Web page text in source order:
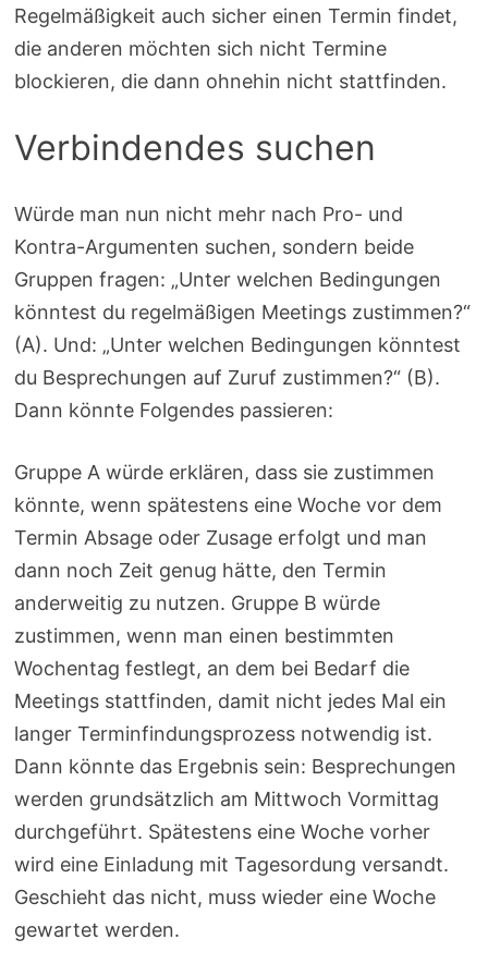
Regelmäßigkeit auch sicher einen Termin findet,
die anderen möchten sich nicht Termine
blockieren, die dann ohnehin nicht stattfinden.
Verbindendes suchen
Würde man nun nicht mehr nach Pro- und
Kontra-Argumenten suchen, sondern beide
Gruppen fragen: „Unter welchen Bedingungen
könntest du regelmäßigen Meetings zustimmen?“
(A). Und: „Unter welchen Bedingungen könntest
du Besprechungen auf Zuruf zustimmen?“ (B).
Dann könnte Folgendes passieren:
Gruppe A würde erklären, dass sie zustimmen
könnte, wenn spätestens eine Woche vor dem
Termin Absage oder Zusage erfolgt und man
dann noch Zeit genug hätte, den Termin
anderweitig zu nutzen. Gruppe B würde
zustimmen, wenn man einen bestimmten
Wochentag festlegt, an dem bei Bedarf die
Meetings stattfinden, damit nicht jedes Mal ein
langer Terminfindungsprozess notwendig ist.
Dann könnte das Ergebnis sein: Besprechungen
werden grundsätzlich am Mittwoch Vormittag
durchgeführt. Spätestens eine Woche vorher
wird eine Einladung mit Tagesordung versandt.
Geschieht das nicht, muss wieder eine Woche
gewartet werden.